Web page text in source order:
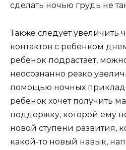
сделать ночью грудь не
Также следует увеличить
контактов с ребенком
ребенок подрастает,
неосознанно резко
помощью ночных
ребенок хочет получить
поддержку, которой ему
новой ступени развития,
какой-то новый навык,